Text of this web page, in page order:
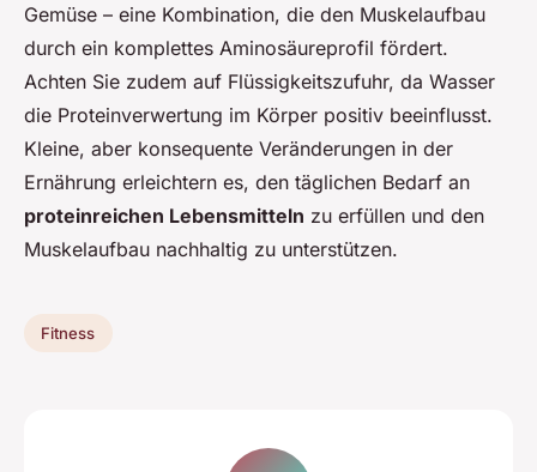
Gemüse – eine Kombination, die den Muskelaufbau
durch ein komplettes Aminosäureprofil fördert.
Achten Sie zudem auf Flüssigkeitszufuhr, da Wasser
die Proteinverwertung im Körper positiv beeinflusst.
Kleine, aber konsequente Veränderungen in der
Ernährung erleichtern es, den täglichen Bedarf an
proteinreichen Lebensmitteln zu erfüllen und den
Muskelaufbau nachhaltig zu unterstützen.
Fitness